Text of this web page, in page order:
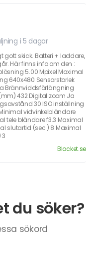
i 5 dagar
gott skick. Batteri + laddare,
Här finns info om den :
5.00 Mpixel Maximal
640x480 Sensorstorlek
Brännviddsförlängning
432 Digital zoom Ja
30 ISO inställning
vidvinkelbländare
tele bländare f3.3 Maximal
slutartid (sec.) 8 Maximal
3
Blocket.se
du söker?
sökord